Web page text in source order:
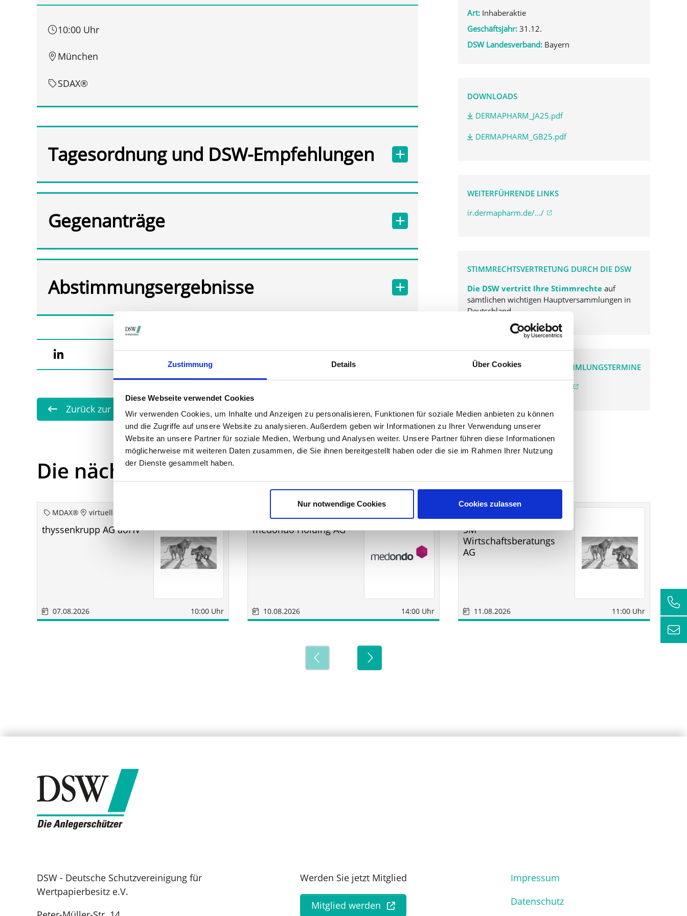
Zustimmung Details Über Cookies
Diese Webseite verwendet Cookies
Wir verwenden Cookies, um Inhalte und Anzeigen zu personalisieren, Funktionen für soziale Medien anbieten zu können
und die Zugriffe auf unsere Website zu analysieren. Außerdem geben wir Informationen zu Ihrer Verwendung unserer
Website an unsere Partner für soziale Medien, Werbung und Analysen weiter. Unsere Partner führen diese Informationen
möglicherweise mit weiteren Daten zusammen, die Sie ihnen bereitgestellt haben oder die sie im Rahmen Ihrer Nutzung
der Dienste gesammelt haben.
Nur notwendige Cookies Cookies zulassen
10:00 Uhr
München
SDAX®
Tagesordnung und DSW-Empfehlungen
Gegenanträge
Abstimmungsergebnisse
Zurück zur Übersicht
Art: Inhaberaktie
Geschäftsjahr: 31.12.
DSW Landesverband: Bayern
DOWNLOADS
DERMAPHARM_JA25.pdf
DERMAPHARM_GB25.pdf
WEITERFÜHRENDE LINKS
ir.dermapharm.de/.../
STIMMRECHTSVERTRETUNG DURCH DIE DSW
Die DSW vertritt Ihre Stimmrechte auf
sämtlichen wichtigen Hauptversammlungen in
Deutschland.
VERGANGENE HAUPTVERSAMMLUNGSTERMINE
Die nächsten Termine
MDAX® virtuell
thyssenkrupp AG aoHV
07.08.2026 10:00 Uhr
medondo Holding AG
10.08.2026 14:00 Uhr
SM
Wirtschaftsberatungs
AG
11.08.2026 11:00 Uhr
DSW - Deutsche Schutzvereinigung für
Wertpapierbesitz e.V.
Werden Sie jetzt Mitglied
Mitglied werden
Impressum
Datenschutz